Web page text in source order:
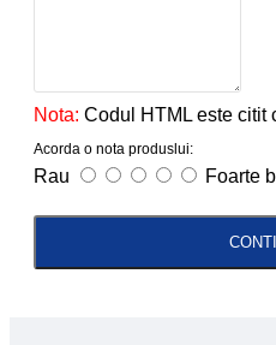
Nota: Codul HTML este citit
Acorda o nota produslui:
Rau Foarte